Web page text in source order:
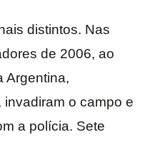
distintos. Nas
de 2006, ao
Argentina,
o campo e
a polícia. Sete